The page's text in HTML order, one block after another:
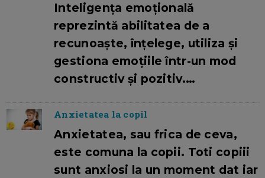
Inteligența emoțională
reprezintă abilitatea de a
recunoaște, înțelege, utiliza și
gestiona emoțiile într-un mod
constructiv și pozitiv.…
Anxietatea la copil
Anxietatea, sau frica de ceva,
este comuna la copii. Toti copiii
sunt anxiosi la un moment dat iar